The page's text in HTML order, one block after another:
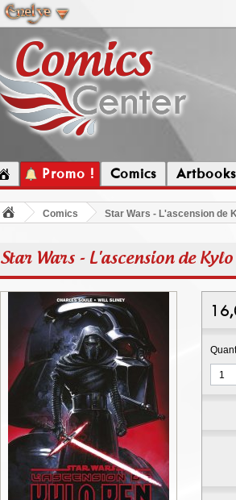
Promo ! Comics Artbooks
Comics Star Wars - L'ascension de
Star Wars - L'ascension de Kylo